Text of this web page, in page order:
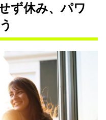
ず休み、パワ